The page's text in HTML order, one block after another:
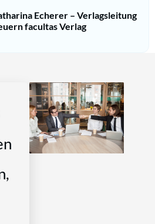
Echerer – Verlagsleitung
facultas Verlag